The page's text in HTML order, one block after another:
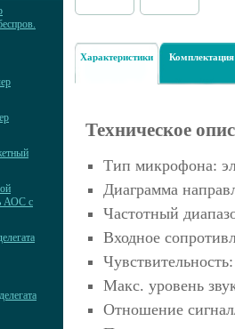
АОС с
Характеристики Комплектация
Техническое
Тип микрофона:
Диаграмма
Частотный
Входное
Макс. уровень
Отношение